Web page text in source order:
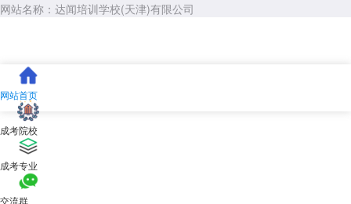
网站名称：达闻培训学校(天津)有限公司
网站首页
成考院校
成考专业
交流群